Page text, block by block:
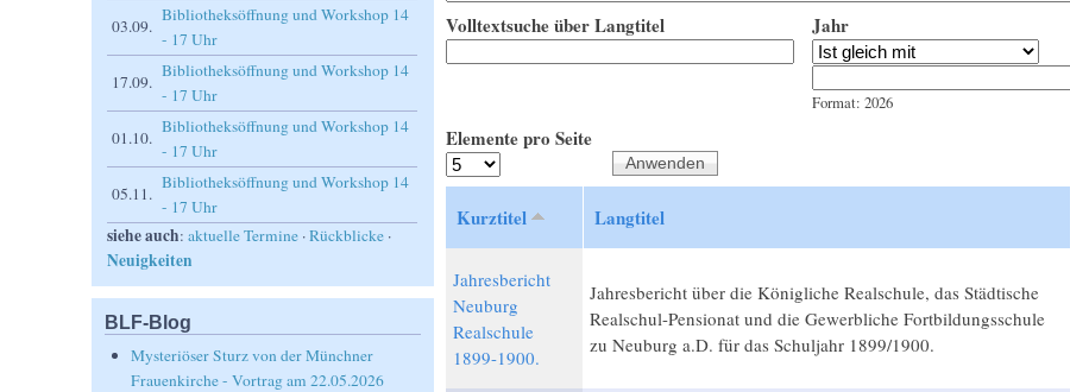
Volltextsuche über Langtitel
Jahr
Format: 2026
Elemente pro Seite
Kurztitel Langtitel
Jahresbericht
Neuburg
Realschule
1899-1900.
Jahresbericht über die Königliche Realschule, das Städtische
Realschul-Pensionat und die Gewerbliche Fortbildungsschule
zu Neuburg a.D. für das Schuljahr 1899/1900.
03.09.
Bibliotheksöffnung und Workshop 14
- 17 Uhr
17.09.
Bibliotheksöffnung und Workshop 14
- 17 Uhr
01.10.
Bibliotheksöffnung und Workshop 14
- 17 Uhr
05.11.
Bibliotheksöffnung und Workshop 14
- 17 Uhr
siehe auch:aktuelle Termine ·Rückblicke ·
Neuigkeiten
BLF-Blog
Mysteriöser Sturz von der Münchner
Frauenkirche - Vortrag am 22.05.2026